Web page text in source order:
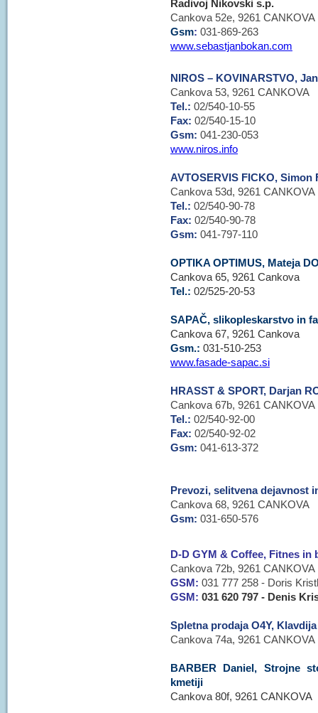
Radivoj Nikovski s.p.
Cankova 52e, 9261 CANKOVA
Gsm: 031-869-263
www.sebastjanbokan.com
NIROS – KOVINARSTVO,
Cankova 53, 9261 CANKOVA
Tel.: 02/540-10-55
Fax: 02/540-15-10
Gsm: 041-230-053
www.niros.info
AVTOSERVIS FICKO, Simon
Cankova 53d, 9261 CANKOVA
Tel.: 02/540-90-78
Fax: 02/540-90-78
Gsm: 041-797-110
OPTIKA OPTIMUS, Mateja
Cankova 65, 9261 Cankova
Tel.: 02/525-20-53
SAPAČ, slikopleskarstvo in
Cankova 67, 9261 Cankova
Gsm.: 031-510-253
www.fasade-sapac.si
HRASST & SPORT, Darjan
Cankova 67b, 9261 CANKOVA
Tel.: 02/540-92-00
Fax: 02/540-92-02
Gsm: 041-613-372
Prevozi, selitvena dejavnost
Cankova 68, 9261 CANKOVA
Gsm: 031-650-576
D-D GYM & Coffee, Fitnes
Cankova 72b, 9261 CANKOVA
GSM: 031 777 258 - Doris
GSM: 031 620 797 - Denis
Spletna prodaja O4Y,
Cankova 74a, 9261 CANKOVA
BARBER Daniel, Strojne
kmetiji
Cankova 80f, 9261 CANKOVA